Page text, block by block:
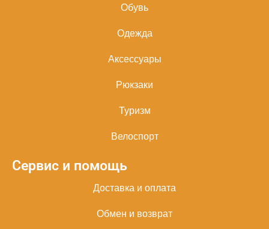
Обувь
Одежда
Аксессуары
Рюкзаки
Туризм
Велоспорт
Сервис и помощь
Доставка и оплата
Обмен и возврат